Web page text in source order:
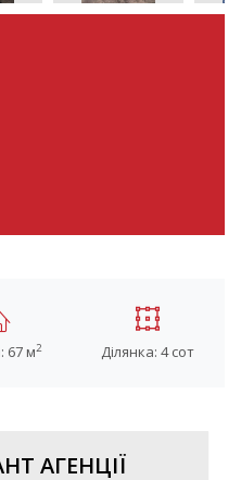
67 м2 Ділянка: 4 сот
АГЕНЦІЇ